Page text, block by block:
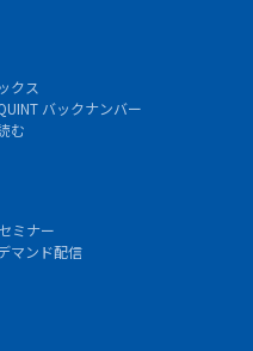
クス
バックナンバー
む
ミナー
マンド配信